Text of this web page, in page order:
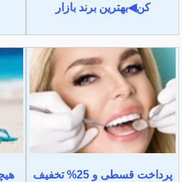
کن◀بهترین برند بازار
پرداخت قسطی و 25% تخفیف